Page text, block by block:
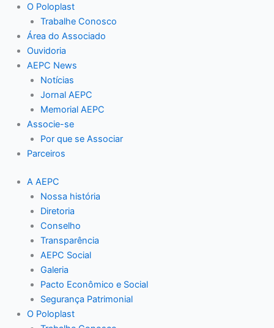
O Poloplast
Trabalhe Conosco
Área do Associado
Ouvidoria
AEPC News
Notícias
Jornal AEPC
Memorial AEPC
Associe-se
Por que se Associar
Parceiros
A AEPC
Nossa história
Diretoria
Conselho
Transparência
AEPC Social
Galeria
Pacto Econômico e Social
Segurança Patrimonial
O Poloplast